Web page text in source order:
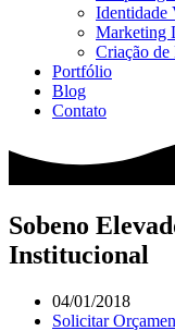
Identidade
Marketing
Criação de
Portfólio
Blog
Contato
Sobeno
Institucional
04/01/2018
Solicitar